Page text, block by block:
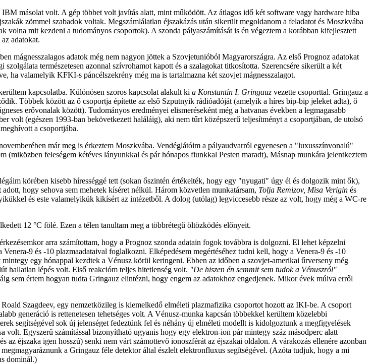
másolat volt. A gép többet volt javítás alatt, mint működött. Az átlagos idő két software vagy hardware hiba
zömmel szabadok voltak. Megszámlálatlan éjszakázás után sikerült megoldanom a feladatot és Moszkvába
mit kezdeni a tudományos csoportok). A szonda pályaszámítását is én végeztem a korábban kifejlesztett
adatokat.
mágnesszalagos adatok még nem nagyon jöttek a Szovjetunióból Magyarországra. Az első Prognoz adatokat
természetesen azonnal szívrohamot kapott és a szalagokat titkosította. Szerencsére sikerült a két
ha valamelyik KFKI-s páncélszekrény még ma is tartalmazna két szovjet mágnesszalagot.
kapcsolatba. Különösen szoros kapcsolat alakult ki a Konstantin I. Gringauz vezette csoporttal. Gringauz a
Többek között az ő csoportja építette az első Szputnyik rádióadóját (amelyik a híres bip-bip jeleket adta), ő
erővonalak között). Tudományos eredményei elismeréseként még a hatvanas években a legmagasabb
volt (egészen 1993-ban bekövetkezett haláláig), aki nem tűrt középszerű teljesítményt a csoportjában, de utolsó
a csoportjába.
már meg is érkeztem Moszkvába. Vendéglátóim a pályaudvarról egyenesen a "luxusszínvonalú"
feleségem kétéves lányunkkal és pár hónapos fiunkkal Pesten maradt), Másnap munkára jelentkeztem
körében kisebb hírességgé tett (sokan őszintén értékelték, hogy egy "nyugati" úgy él és dolgozik mint ők),
hogy sehova sem mehetek kíséret nélkül. Három közvetlen munkatársam, Tolja Remizov, Misa Verigin és
és este valamelyikük kikísért az intézetből. A dolog (utólag) legviccesebb része az volt, hogy még a WC-re
12 °C fölé. Ezen a télen tanultam meg a többrétegű öltözködés előnyeit.
arra számítottam, hogy a Prognoz szonda adatain fogok továbbra is dolgozni. El lehet képzelni
9 és -10 plazmaadataival foglalkozni. Elképedésem megértéséhez tudni kell, hogy a Venera-9 és -10
egy hónappal kezdtek a Vénusz körül keringeni. Ebben az időben a szovjet-amerikai űrverseny még
hallatlan lépés volt. Első reakcióm teljes hitetlenség volt. "De hiszen én semmit sem tudok a Vénuszról"
sem értem hogyan tudta Gringauz elintézni, hogy engem az adatokhoz engedjenek. Mikor évek múlva erről
Szagdeev, egy nemzetközileg is kiemelkedő elméleti plazmafizika csoportot hozott az IKI-be. A csoport
generáció is rettenetesen tehetséges volt. A Vénusz-munka kapcsán többekkel kerültem közelebbi
segítségével sok új jelenséget fedeztünk fel és néhány új elméleti modellt is kidolgoztunk a megfigyelések
volt. Egyszerű számítással bizonyítható ugyanis hogy egy elektron-ion pár mintegy száz másodperc alatt
éjszaka igen hosszú) senki nem várt számottevő ionoszférát az éjszakai oldalon. A várakozás ellenére azonban
a Gringauz féle detektor által észlelt elektronfluxus segítségével. (Azóta tudjuk, hogy a mi
dominál.)